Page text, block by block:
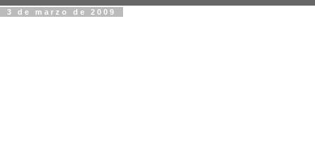
3 de marzo de 2009